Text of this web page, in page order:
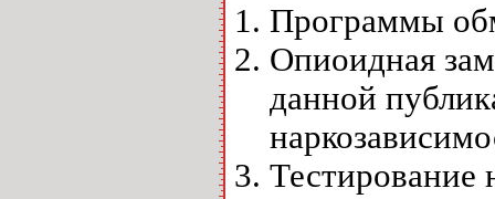
Программы
Опиоидная
данной
Тестирование